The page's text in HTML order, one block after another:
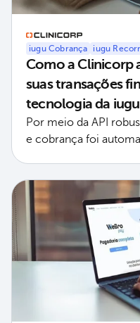
iugu Cobrança iugu
Como a Clinicorp
suas transações
tecnologia da iugu
Por meio da API
e cobrança foi